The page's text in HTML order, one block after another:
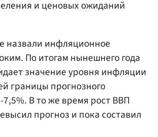
и ценовых ожиданий
назвали инфляционное
По итогам нынешнего года
значение уровня инфляции
границы прогнозного
В то же время рост ВВП
прогноз и пока составил